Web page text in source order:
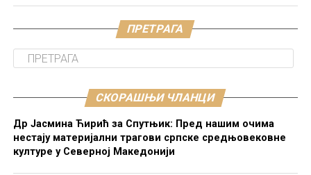
ПРЕТРАГА
СКОРАШЊИ ЧЛАНЦИ
Др Јасмина Ћирић за Спутњик: Пред нашим очима
нестају материјални трагови српске средњовековне
културе у Северној Македонији